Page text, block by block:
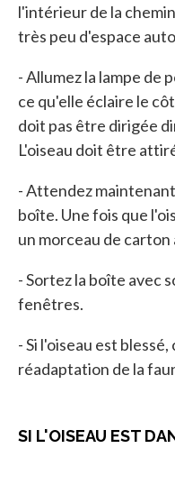
l'intérieur de la
très peu d'espace
- Allumez la lampe de
ce qu'elle éclaire le
doit pas être dirigée
L'oiseau doit être
- Attendez
boîte. Une fois que
un morceau de
- Sortez la boîte avec
fenêtres.
- Si l'oiseau est
réadaptation de la
SI L'OISEAU EST